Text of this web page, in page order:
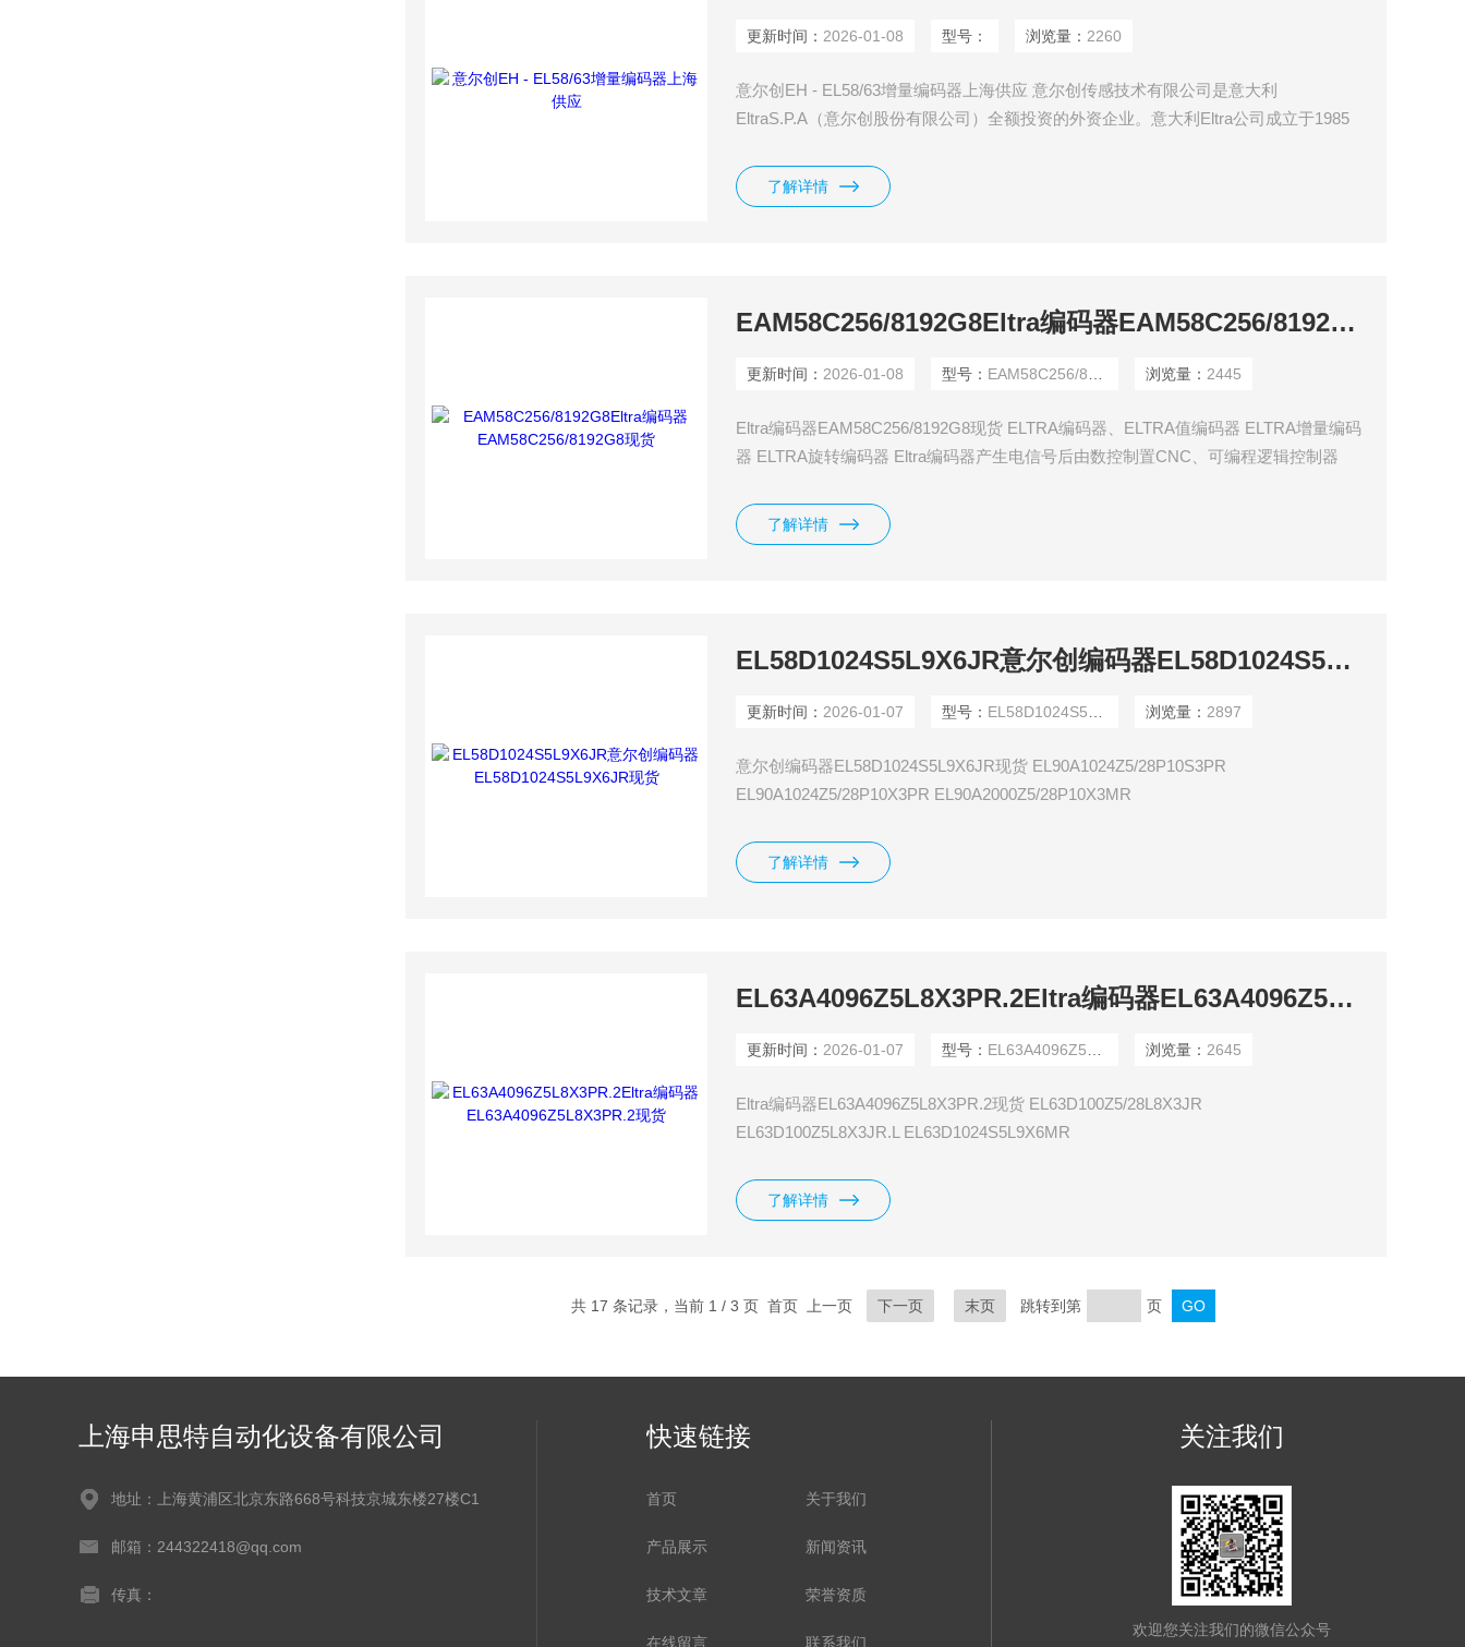
更新时间： 2026-01-08 型号： 浏览量： 2260
意尔创EH - EL58/63增量编码器上海供应 意尔创传感技术有限公司是意大利
EltraS.P.A（意尔创股份有限公司）全额投资的外资企业。意大利Eltra公司成立于1985
了解详情
EAM58C256/8192G8Eltra编码器EAM58C256/8192G8现货
更新时间： 2026-01-08 型号： EAM58C256/8192G8 浏览量： 2445
Eltra编码器EAM58C256/8192G8现货 ELTRA编码器、ELTRA值编码器 ELTRA增量编码
器 ELTRA旋转编码器 Eltra编码器产生电信号后由数控制置CNC、可编程逻辑控制器
馈系统以及测量和控制设备。
了解详情
EL58D1024S5L9X6JR意尔创编码器EL58D1024S5L9X6JR现货
更新时间： 2026-01-07 型号： EL58D1024S5L9X6JR 浏览量： 2897
意尔创编码器EL58D1024S5L9X6JR现货 EL90A1024Z5/28P10S3PR
EL90A1024Z5/28P10X3PR EL90A2000Z5/28P10X3MR
了解详情
EL63A4096Z5L8X3PR.2Eltra编码器EL63A4096Z5L8X3PR.2现货
更新时间： 2026-01-07 型号： EL63A4096Z5L8X3PR.2 浏览量： 2645
Eltra编码器EL63A4096Z5L8X3PR.2现货 EL63D100Z5/28L8X3JR
EL63D100Z5L8X3JR.L EL63D1024S5L9X6MR
了解详情
共 17 条记录，当前 1 / 3 页 首页 上一页 下一页 末页 跳转到第 页
上海申思特自动化设备有限公司
地址：上海黄浦区北京东路668号科技京城东楼27楼C1
邮箱：244322418@qq.com
传真：
快速链接
首页 关于我们
产品展示 新闻资讯
技术文章 荣誉资质
在线留言 联系我们
关注我们
欢迎您关注我们的微信公众号